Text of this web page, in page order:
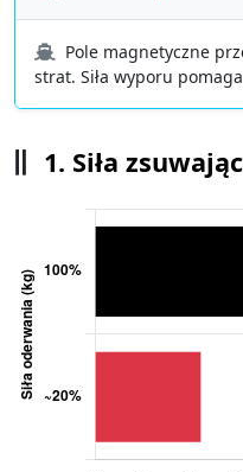
Pole magnetyczne
strat. Siła wyporu
1. Siła